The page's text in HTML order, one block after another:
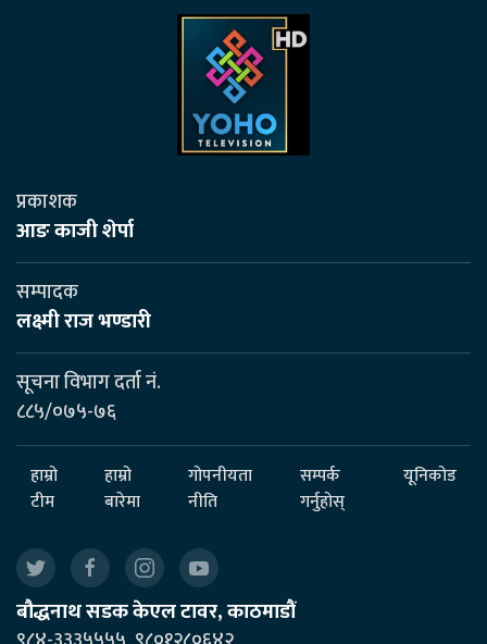
प्रकाशक
आङ काजी शेर्पा
सम्पादक
लक्ष्मी राज भण्डारी
सूचना विभाग दर्ता नं.
८८५/०७५-७६
हाम्रो
टीम
हाम्रो
बारेमा
गोपनीयता
नीति
सम्पर्क
गर्नुहोस्
यूनिकोड
बौद्धनाथ सडक केएल टावर, काठमाडौं